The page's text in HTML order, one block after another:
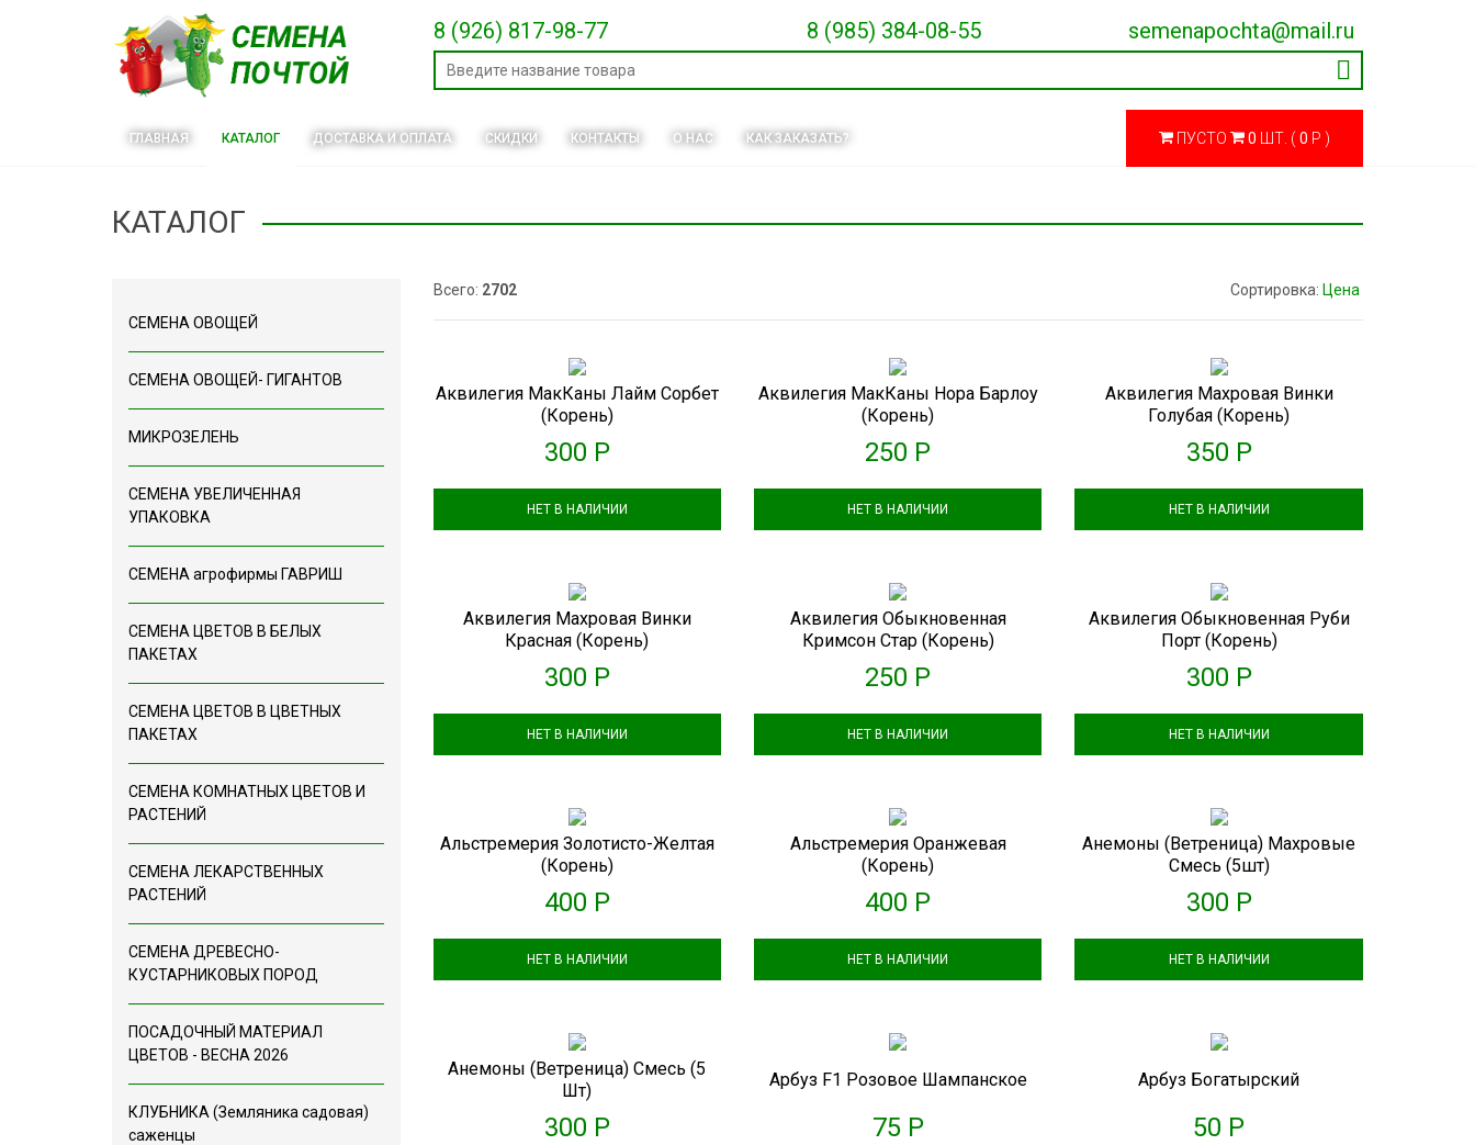
8 (926) 817-98-77 8 (985) 384-08-55 semenapochta@mail.ru
ГЛАВНАЯ КАТАЛОГ ДОСТАВКА И ОПЛАТА СКИДКИ КОНТАКТЫ О НАС КАК ЗАКАЗАТЬ? ПУСТО 0 ШТ. ( 0 Р )
КАТАЛОГ
СЕМЕНА ОВОЩЕЙ
СЕМЕНА ОВОЩЕЙ- ГИГАНТОВ
МИКРОЗЕЛЕНЬ
СЕМЕНА УВЕЛИЧЕННАЯ
УПАКОВКА
СЕМЕНА агрофирмы ГАВРИШ
СЕМЕНА ЦВЕТОВ В БЕЛЫХ
ПАКЕТАХ
СЕМЕНА ЦВЕТОВ В ЦВЕТНЫХ
ПАКЕТАХ
СЕМЕНА КОМНАТНЫХ ЦВЕТОВ И
РАСТЕНИЙ
СЕМЕНА ЛЕКАРСТВЕННЫХ
РАСТЕНИЙ
СЕМЕНА ДРЕВЕСНО-
КУСТАРНИКОВЫХ ПОРОД
ПОСАДОЧНЫЙ МАТЕРИАЛ
ЦВЕТОВ - ВЕСНА 2026
КЛУБНИКА (Земляника садовая)
саженцы
Всего: 2702 Сортировка: Цена
Аквилегия МакКаны Лайм Сорбет
(корень)
300 Р
НЕТ В НАЛИЧИИ
Аквилегия МакКаны Нора Барлоу
(корень)
250 Р
НЕТ В НАЛИЧИИ
Аквилегия Махровая Винки
Голубая (корень)
350 Р
НЕТ В НАЛИЧИИ
Аквилегия Махровая Винки
Красная (корень)
300 Р
НЕТ В НАЛИЧИИ
Аквилегия Обыкновенная
Кримсон Стар (корень)
250 Р
НЕТ В НАЛИЧИИ
Аквилегия Обыкновенная Руби
Порт (корень)
300 Р
НЕТ В НАЛИЧИИ
Альстремерия Золотисто-Желтая
(корень)
400 Р
НЕТ В НАЛИЧИИ
Альстремерия Оранжевая
(корень)
400 Р
НЕТ В НАЛИЧИИ
Анемоны (Ветреница) Махровые
Смесь (5шт)
300 Р
НЕТ В НАЛИЧИИ
Анемоны (Ветреница) Смесь (5
Шт)
300 Р
Арбуз F1 Розовое Шампанское
75 Р
Арбуз Богатырский
50 Р